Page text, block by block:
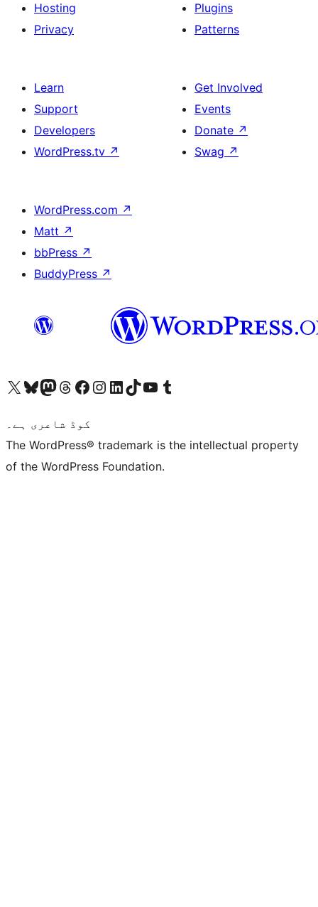
Hosting
Privacy
Plugins
Patterns
Learn
Support
Developers
WordPress.tv ↗
Get Involved
Events
Donate ↗
Swag ↗
WordPress.com ↗
Matt ↗
bbPress ↗
BuddyPress ↗
Visit our X (formerly Twitter) account
ہمارے بلیواسکائی اکاؤنٹ پر جائیں
Visit our Mastodon account
ہمارے ٹھریڈز اکاؤنٹ پر جائیں
Visit our Facebook page
Visit our Instagram account
Visit our LinkedIn account
ہمارے ٹک ٹاک اکاؤنٹ پر جائیں
Visit our YouTube channel
ہمارے ٹمبلر اکاؤنٹ پر جائیں
کوڈ شاعری ہے۔
The WordPress® trademark is the intellectual property
of the WordPress Foundation.